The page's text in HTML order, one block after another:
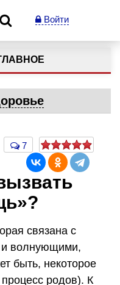
Войти
7
связана с
волнующими,
быть, некоторое
родов). К